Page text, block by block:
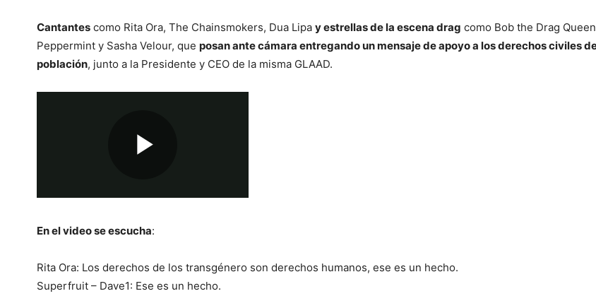
Cantantes como Rita Ora, The Chainsmokers, Dua Lipa y estrellas de la escena drag como Bob the Drag
Peppermint y Sasha Velour, que posan ante cámara entregando un mensaje de apoyo a los derechos civiles
población, junto a la Presidente y CEO de la misma GLAAD.
En el video se escucha:
Rita Ora: Los derechos de los transgénero son derechos humanos, ese es un hecho.
Superfruit – Dave1: Ese es un hecho.